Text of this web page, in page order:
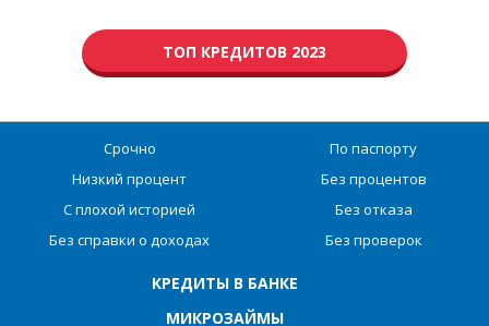
ТОП КРЕДИТОВ 2023
Срочно
Низкий процент
С плохой историей
Без справки о доходах
По паспорту
Без процентов
Без отказа
Без проверок
КРЕДИТЫ В БАНКЕ
МИКРОЗАЙМЫ